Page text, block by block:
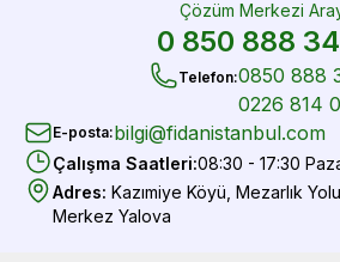
Çözüm Merkezi
0 850 888
Telefon:0850 888
0226 814
E-posta:bilgi@fidanistanbul.com
Çalışma Saatleri:08:30 - 17:30
Adres: Kazımiye Köyü, Mezarlık
Merkez Yalova